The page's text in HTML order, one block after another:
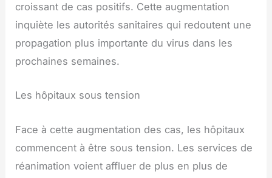
croissant de cas positifs. Cette augmentation
inquiète les autorités sanitaires qui redoutent une
propagation plus importante du virus dans les
prochaines semaines.
Les hôpitaux sous tension
Face à cette augmentation des cas, les hôpitaux
commencent à être sous tension. Les services de
réanimation voient affluer de plus en plus de